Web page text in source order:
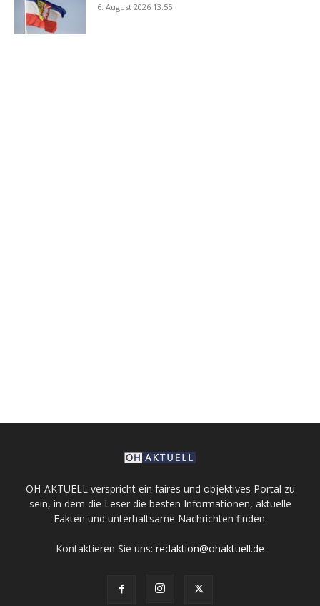
6. August 2026 13:55
OH-AKTUELL verspricht ein faires und objektives Portal zu
sein, in dem die Leser die besten Informationen, aktuelle
Fakten und unterhaltsame Nachrichten finden.
Kontaktieren Sie uns: redaktion@ohaktuell.de